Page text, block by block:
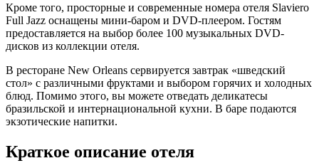
Кроме того, просторные и современные номера отеля Slaviero
Full Jazz оснащены мини-баром и DVD-плеером. Гостям
предоставляется на выбор более 100 музыкальных DVD-
дисков из коллекции отеля.
В ресторане New Orleans сервируется завтрак «шведский
стол» с различными фруктами и выбором горячих и холодных
блюд. Помимо этого, вы можете отведать деликатесы
бразильской и интернациональной кухни. В баре подаются
экзотические напитки.
Краткое описание отеля